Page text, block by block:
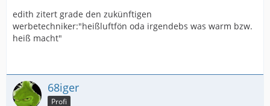
edith zitert grade den zukünftigen
werbetechniker:"heißluftfön oda irgendebs was warm bzw.
heiß macht"
68iger
Profi